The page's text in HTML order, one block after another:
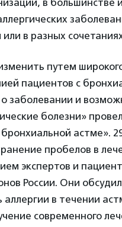
в
в разных
путем
пациентов с
заболевании и
болезни»
астме».
пробелов в
экспертов и
России. Они
аллергии в течении
современного